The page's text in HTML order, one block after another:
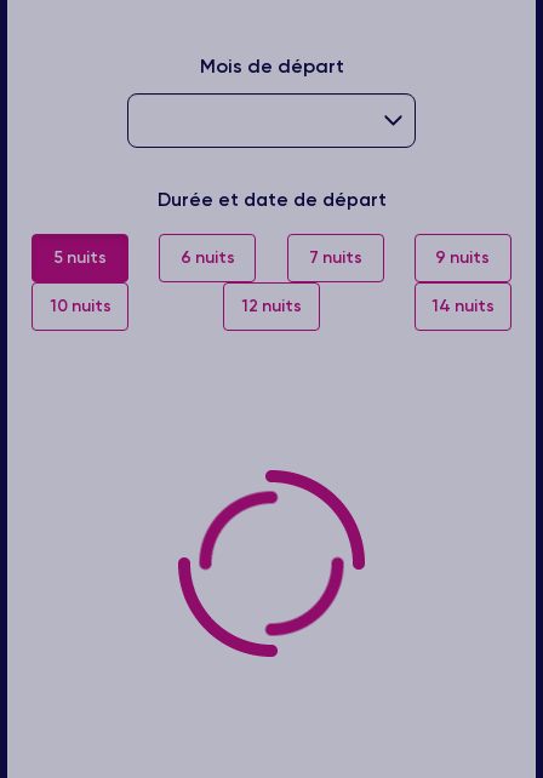
Mois de départ
Durée et date de départ
5 nuits 6 nuits 7 nuits 9 nuits
10 nuits 12 nuits 14 nuits